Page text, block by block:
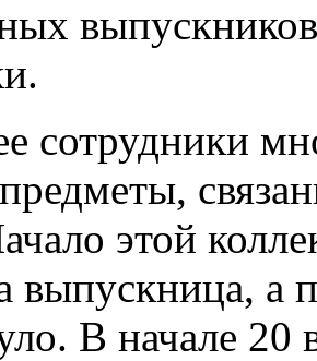
сотрудники
этой
выпускница, а
В начале 20